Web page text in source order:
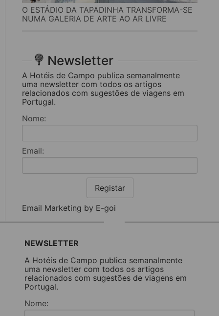
O ESTÁDIO DA TAPADINHA TRANSFORMA-SE
NUMA GALERIA DE ARTE AO AR LIVRE
Newsletter
A Hotéis de Campo publica semanalmente
uma newsletter com todos os artigos
relacionados com sugestões de viagens em
Portugal.
Nome:
Email:
Registar
Email Marketing by E-goi
NEWSLETTER
A Hotéis de Campo publica semanalmente
uma newsletter com todos os artigos
relacionados com sugestões de viagens em
Portugal.
Nome: